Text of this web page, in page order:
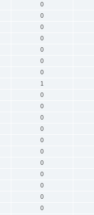
0
0
0
0
0
0
0
1
0
0
0
0
0
0
0
0
0
0
0